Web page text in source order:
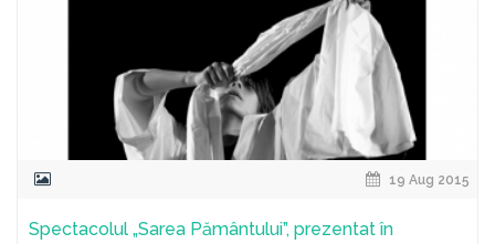
19 Aug 2015
Spectacolul „Sarea Pământului”, prezentat în